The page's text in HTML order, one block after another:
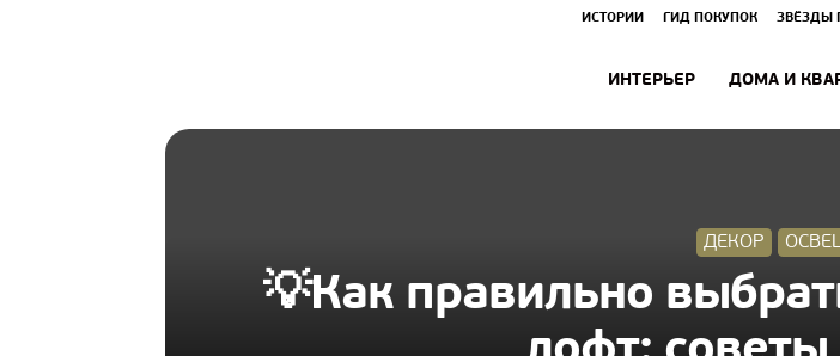
ИСТОРИИ ГИД ПОКУПОК ЗВЁЗДЫ
ИНТЕРЬЕР ДОМА И
ДЕКОР
💡Как правильно